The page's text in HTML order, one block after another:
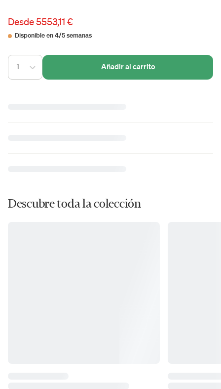
Desde5553,11 €
Disponible en 4/5 semanas
1 Añadir al carrito
Descubre toda la colección